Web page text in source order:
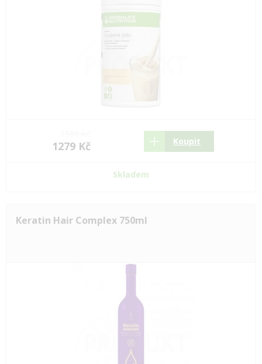
1279 Kč Koupit
Skladem
Keratin Hair Complex 750ml